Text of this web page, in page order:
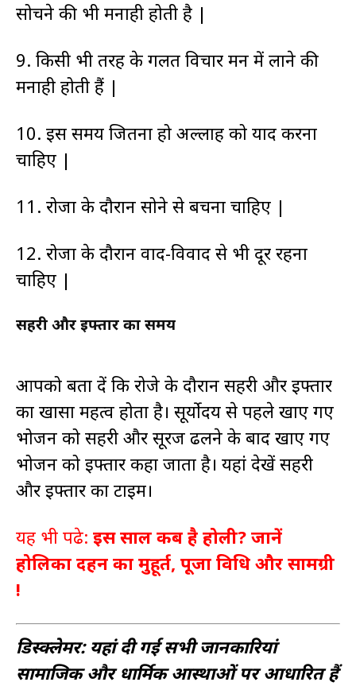
सोचने की भी मनाही होती है |
9. किसी भी तरह के गलत विचार मन में लाने की
मनाही होती हैं |
10. इस समय जितना हो अल्लाह को याद करना
चाहिए |
11. रोजा के दौरान सोने से बचना चाहिए |
12. रोजा के दौरान वाद-विवाद से भी दूर रहना
चाहिए |
सहरी और इफ्तार का समय
आपको बता दें कि रोजे के दौरान सहरी और इफ्तार
का खासा महत्व होता है। सूर्योदय से पहले खाए गए
भोजन को सहरी और सूरज ढलने के बाद खाए गए
भोजन को इफ्तार कहा जाता है। यहां देखें सहरी
और इफ्तार का टाइम।
यह भी पढे: इस साल कब है होली? जानें
होलिका दहन का मुहूर्त, पूजा विधि और सामग्री
!
डिस्क्लेमर: यहां दी गई सभी जानकारियां
सामाजिक और धार्मिक आस्थाओं पर आधारित हैं